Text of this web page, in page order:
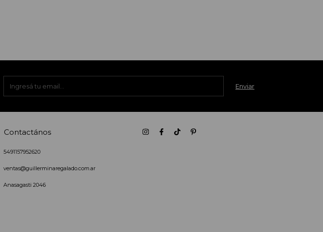
Contactános
5491157952620
ventas@guillerminaregalado.com.ar
Anasagasti 2046